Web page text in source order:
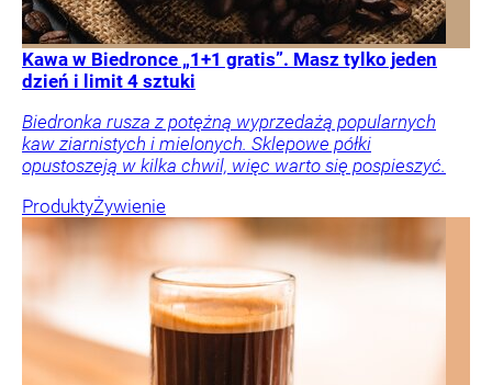
Kawa w Biedronce „1+1 gratis”. Masz tylko jeden
dzień i limit 4 sztuki
Biedronka rusza z potężną wyprzedażą popularnych
kaw ziarnistych i mielonych. Sklepowe półki
opustoszeją w kilka chwil, więc warto się pospieszyć.
ProduktyŻywienie